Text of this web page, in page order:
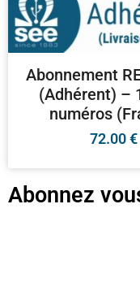
Abonnement
(Adhérent) –
numéros
72.00€
Abonnez